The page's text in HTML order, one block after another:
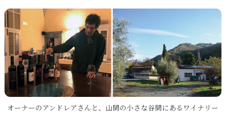
オーナーのアンドレアさんと、山間の小さな谷間にあるワイナリー